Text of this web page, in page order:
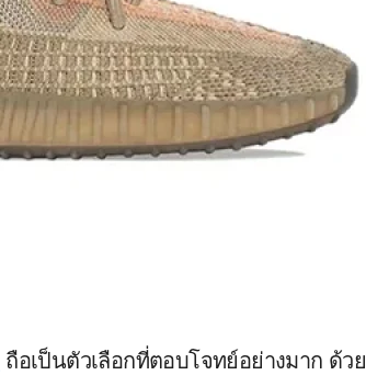
ถือเป็นตัวเลือกที่ตอบโจทย์อย่างมาก ด้วย